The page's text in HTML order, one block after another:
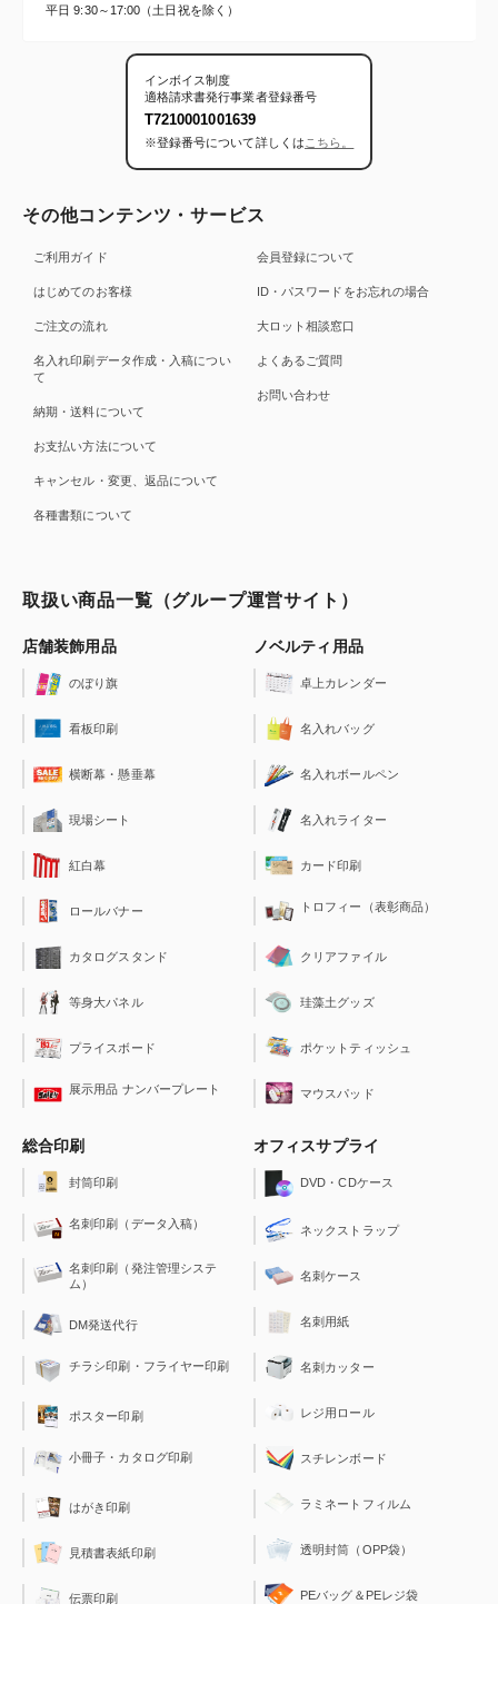
平日 9:30～17:00（土日祝を除く）
インボイス制度
適格請求書発行事業者登録番号
T7210001001639
※登録番号について詳しくは こちら。
その他コンテンツ・サービス
ご利用ガイド
はじめてのお客様
ご注文の流れ
名入れ印刷データ作成・入稿につい
て
納期・送料について
お支払い方法について
キャンセル・変更、返品について
各種書類について
会員登録について
ID・パスワードをお忘れの場合
大ロット相談窓口
よくあるご質問
お問い合わせ
取扱い商品一覧（グループ運営サイト）
店舗装飾用品
のぼり旗
看板印刷
横断幕・懸垂幕
現場シート
紅白幕
ロールバナー
カタログスタンド
等身大パネル
プライスボード
展示用品 ナンバープレート
ノベルティ用品
卓上カレンダー
名入れバッグ
名入れボールペン
名入れライター
カード印刷
トロフィー（表彰商品）
クリアファイル
珪藻土グッズ
ポケットティッシュ
マウスパッド
総合印刷
封筒印刷
名刺印刷（データ入稿）
名刺印刷（発注管理システ
ム）
DM発送代行
チラシ印刷・フライヤー印刷
ポスター印刷
小冊子・カタログ印刷
はがき印刷
見積書表紙印刷
伝票印刷
オフィスサプライ
DVD・CDケース
ネックストラップ
名刺ケース
名刺用紙
名刺カッター
レジ用ロール
スチレンボード
ラミネートフィルム
透明封筒（OPP袋）
PEバッグ＆PEレジ袋